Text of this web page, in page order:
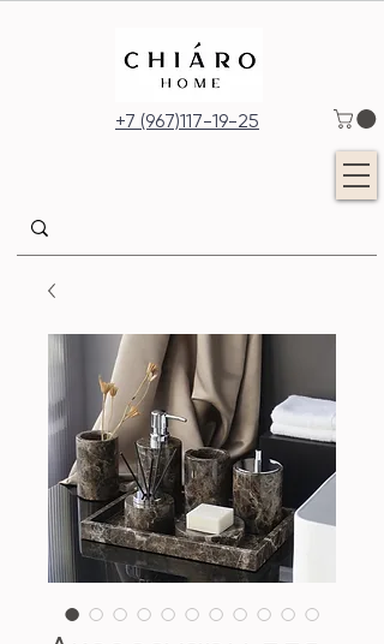
+7 (967)117-19-25